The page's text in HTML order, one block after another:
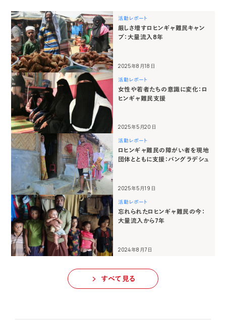
活動レポート
厳しさ増すロヒンギャ難民キャン
プ：大量流入8年
2025年8月18日
活動レポート
女性や若者たちの意識に変化：ロ
ヒンギャ難民支援
2025年5月20日
活動レポート
ロヒンギャ難民の障がい者を現地
団体とともに支援：バングラデシュ
2025年5月19日
活動レポート
忘れられたロヒンギャ難民の今：
大量流入から7年
2024年8月7日
すべて見る